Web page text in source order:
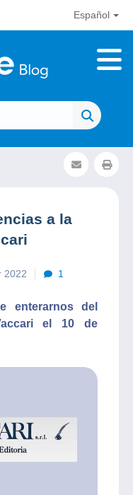
Español
a la
2022
1
enterarnos del
el 10 de